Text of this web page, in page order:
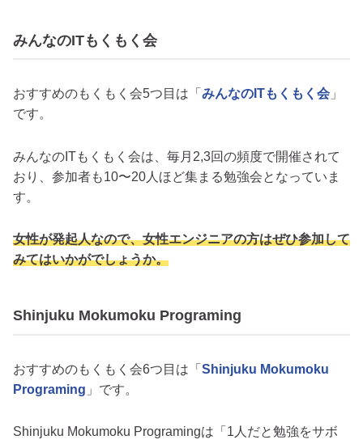
みんなのITもくもく会
おすすめのもくもく会5つ目は「 みんなのITもくもく会 」
です。
みんなのITもくもく会は、毎月2,3回の頻度で開催されて
おり、参加者も10〜20人ほど集まる勉強会となっていま
す。
女性が発起人なので、女性エンジニアの方はぜひ参加して
みてはいかがでしょうか。
Shinjuku Mokumoku Programing
おすすめのもくもく会6つ目は「 Shinjuku Mokumoku
Programing 」です。
Shinjuku Mokumoku Programingは「1人だと勉強をサボ